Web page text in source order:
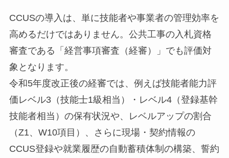
CCUSの導入は、単に技能者や事業者の管理効率を
高めるだけではありません。公共工事の入札資格
審査である「経営事項審査（経審）」でも評価対
象となります。
令和5年度改正後の経審では、例えば技能者能力評
価レベル3（技能士1級相当）・レベル4（登録基幹
技能者相当）の保有状況や、レベルアップの割合
（Z1、W10項目）、さらに現場・契約情報の
CCUS登録や就業履歴の自動蓄積体制の構築、誓約